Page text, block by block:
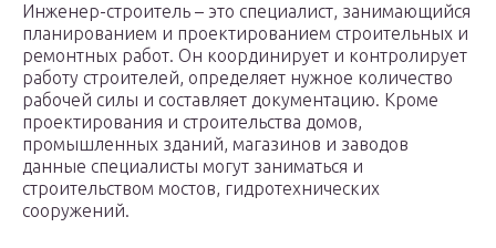
Инженер-строитель – это специалист, занимающийся
планированием и проектированием строительных и
ремонтных работ. Он координирует и контролирует
работу строителей, определяет нужное количество
рабочей силы и составляет документацию. Кроме
проектирования и строительства домов,
промышленных зданий, магазинов и заводов
данные специалисты могут заниматься и
строительством мостов, гидротехнических
сооружений.